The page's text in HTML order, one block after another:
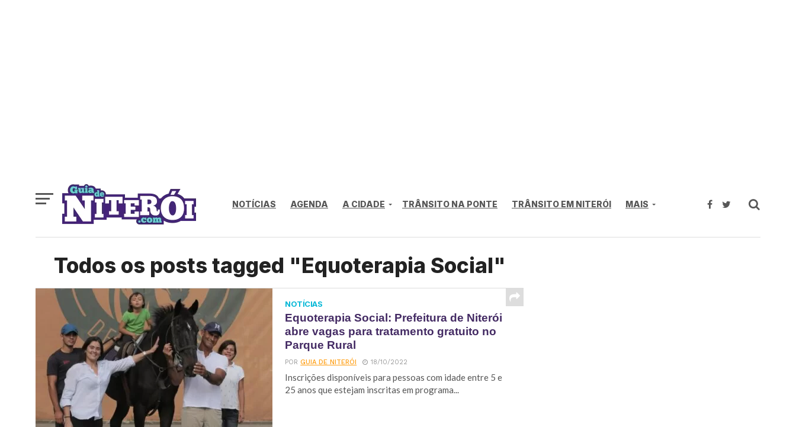
NOTÍCIAS AGENDA A CIDADE TRÂNSITO NA PONTE TRÂNSITO EM NITERÓI MAIS
Todos os posts tagged "Equoterapia Social"
NOTÍCIAS
Equoterapia Social: Prefeitura de Niterói
abre vagas para tratamento gratuito no
Parque Rural
PORGUIA DE NITERÓI 18/10/2022
Inscrições disponíveis para pessoas com idade entre 5 e
25 anos que estejam inscritas em programa...